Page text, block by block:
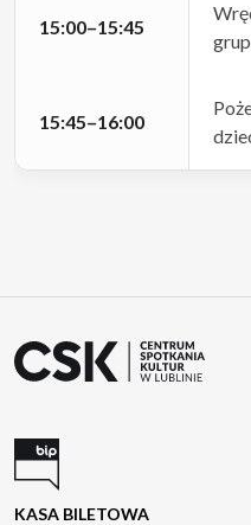
15:00–15:45
15:45–16:00
KASA BILETOWA